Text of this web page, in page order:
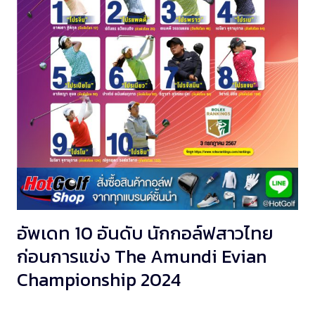
อัพเดท 10 อันดับ นักกอล์ฟสาวไทย
ก่อนการแข่ง The Amundi Evian
Championship 2024